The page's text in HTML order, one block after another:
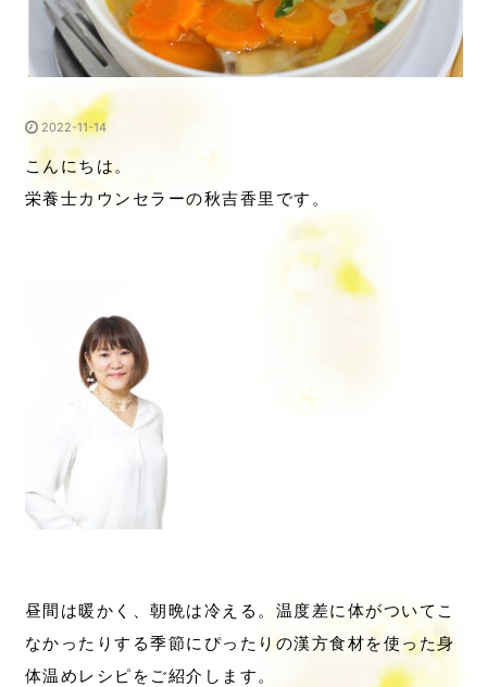
2022-11-14
こんにちは。
栄養士カウンセラーの秋吉香里です。
昼間は暖かく、朝晩は冷える。温度差に体がついてこ
なかったりする季節にぴったりの漢方食材を使った身
体温めレシピをご紹介します。